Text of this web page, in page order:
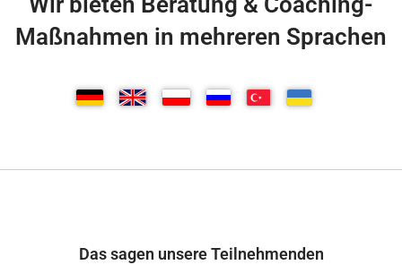
Maßnahmen in mehreren Sprachen
Das sagen unsere Teilnehmenden